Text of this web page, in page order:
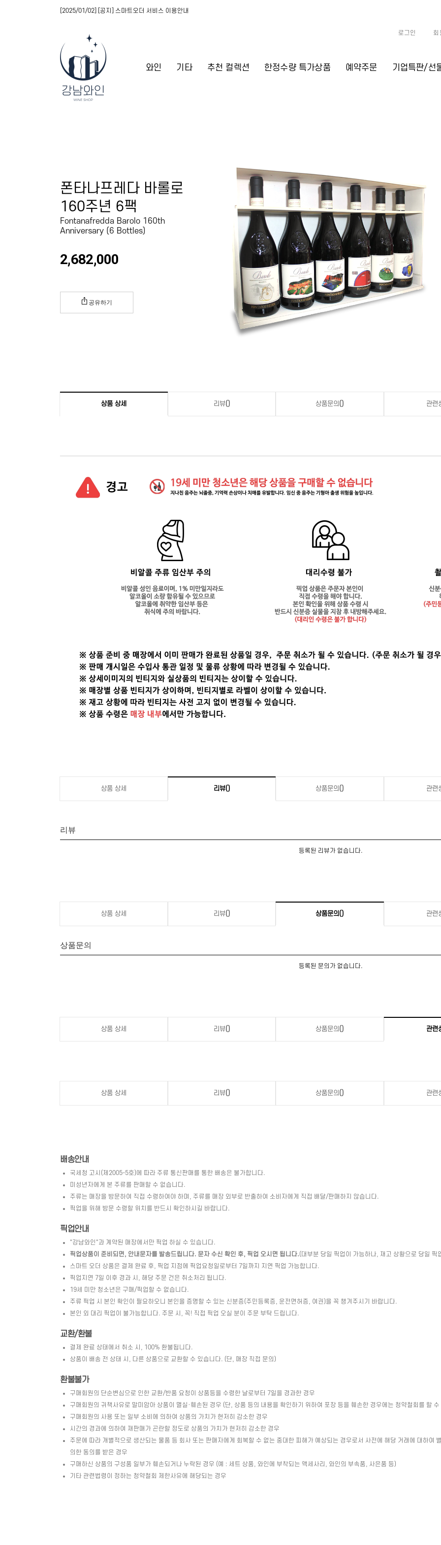
와인 기타 추천 컬렉션 한정수량 특가상품 예약주문 기업특판/선
[2025/01/02] [공지] 스마트오더 서비스 이용안내
로그인 회
폰타나프레다 바롤로
160주년 6팩
Fontanafredda Barolo 160th
Anniversary (6 Bottles)
2,682,000
공유하기
상품 상세 리뷰() 상품문의 () 관련
상품 상세 리뷰() 상품문의 () 관련
리뷰
등록된 리뷰가 없습니다.
상품 상세 리뷰() 상품문의 () 관련
상품문의
등록된 문의가 없습니다.
상품 상세 리뷰() 상품문의 () 관련
상품 상세 리뷰() 상품문의 () 관련
배송안내
국세청 고시(제2005-5호)에 따라 주류 통신판매를 통한 배송은 불가합니다.
미성년자에게 본 주류를 판매할 수 없습니다.
주류는 매장을 방문하여 직접 수령하여야 하며, 주류를 매장 외부로 반출하여 소비자에게 직접 배달/판매하지 않습니다.
픽업을 위해 방문 수령할 위치를 반드시 확인하시길 바랍니다.
픽업안내
"강남와인"과 계약된 매장에서만 픽업 하실 수 있습니다.
픽업상품이 준비되면, 안내문자를 발송드립니다. 문자 수신 확인 후, 픽업 오시면 됩니다.(대부분 당일 픽업이 가능하나, 재고 상황으로 당일
스마트 오더 상품은 결제 완료 후, 픽업 지점에 픽업요청일로부터 7일까지 지연 픽업 가능합니다.
픽업지연 7일 이후 경과 시, 해당 주문 건은 취소처리 됩니다.
19세 미만 청소년은 구매/픽업할 수 없습니다.
주류 픽업 시 본인 확인이 필요하오니 본인을 증명할 수 있는 신분증(주민등록증, 운전면허증, 여권)을 꼭 챙겨주시기 바랍니다.
본인 외 대리 픽업이 불가능합니다. 주문 시, 꼭! 직접 픽업 오실 분이 주문 부탁 드립니다.
교환/환불
결제 완료 상태에서 취소 시, 100% 환불됩니다.
상품이 배송 전 상태 시, 다른 상품으로 교환할 수 있습니다. (단, 매장 직접 문의)
환불불가
구매회원의 단순변심으로 인한 교환/반품 요청이 상품등을 수령한 날로부터 7일을 경과한 경우
구매회원의 귀책사유로 말미암아 상품이 멸실·훼손된 경우 (단, 상품 등의 내용을 확인하기 위하여 포장 등을 훼손한 경우에는 청약철회를 할 수
구매회원의 사용 또는 일부 소비에 의하여 상품의 가치가 현저히 감소한 경우
시간의 경과에 의하여 재판매가 곤란할 정도로 상품의 가치가 현저히 감소한 경우
주문에 따라 개별적으로 생산되는 물품 등 회사 또는 판매자에게 회복할 수 없는 중대한 피해가 예상되는 경우로서 사전에 해당 거래에 대하여
의한 동의를 받은 경우
구매하신 상품의 구성품 일부가 훼손되거나 누락된 경우 (예 : 세트 상품, 와인에 부착되는 액세사리, 와인의 부속품, 사은품 등)
기타 관련법령이 정하는 청약철회 제한사유에 해당되는 경우